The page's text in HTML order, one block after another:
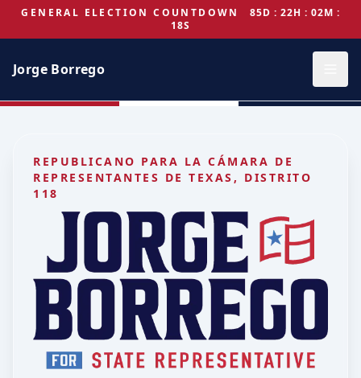
GENERAL ELECTION COUNTDOWN
85D : 22H : 02M :
18S
Jorge Borrego
REPUBLICANO PARA LA CÁMARA DE
REPRESENTANTES DE TEXAS, DISTRITO
118
Jorge Borrego